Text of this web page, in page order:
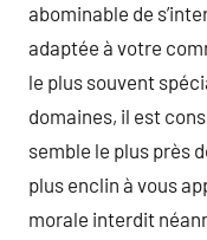
abominable de
adaptée à votre
le plus souvent
domaines, il est
semble le plus près
plus enclin à vous
morale interdit